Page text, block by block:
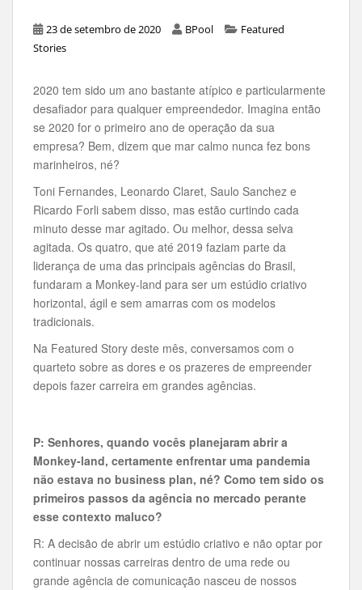
23 de setembro de 2020 BPool
Featured
Stories
2020 tem sido um ano bastante atípico e particularmente
desafiador para qualquer empreendedor. Imagina então
se 2020 for o primeiro ano de operação da sua
empresa? Bem, dizem que mar calmo nunca fez bons
marinheiros, né?
Toni Fernandes, Leonardo Claret, Saulo Sanchez e
Ricardo Forli sabem disso, mas estão curtindo cada
minuto desse mar agitado. Ou melhor, dessa selva
agitada. Os quatro, que até 2019 faziam parte da
liderança de uma das principais agências do Brasil,
fundaram a Monkey-land para ser um estúdio criativo
horizontal, ágil e sem amarras com os modelos
tradicionais.
Na Featured Story deste mês, conversamos com o
quarteto sobre as dores e os prazeres de empreender
depois fazer carreira em grandes agências.
P: Senhores, quando vocês planejaram abrir a
Monkey-land, certamente enfrentar uma pandemia
não estava no business plan, né? Como tem sido os
primeiros passos da agência no mercado perante
esse contexto maluco?
R: A decisão de abrir um estúdio criativo e não optar por
continuar nossas carreiras dentro de uma rede ou
grande agência de comunicação nasceu de nossos